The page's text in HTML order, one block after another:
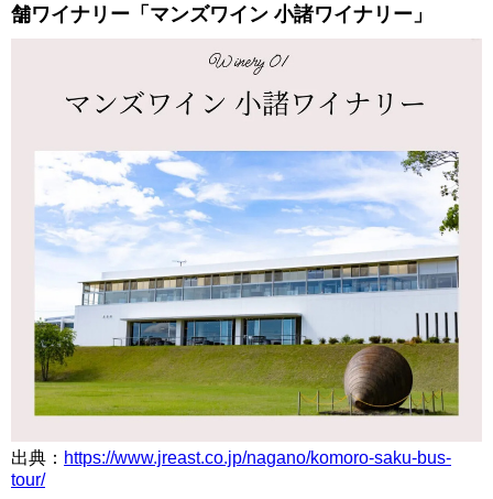
舗ワイナリー「マンズワイン 小諸ワイナリー」
出典： https://www.jreast.co.jp/nagano/komoro-saku-bus-
tour/